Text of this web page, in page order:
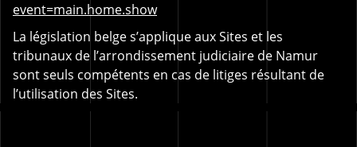
event=main.home.show
La législation belge s’applique aux Sites et les
tribunaux de l’arrondissement judiciaire de Namur
sont seuls compétents en cas de litiges résultant de
l’utilisation des Sites.